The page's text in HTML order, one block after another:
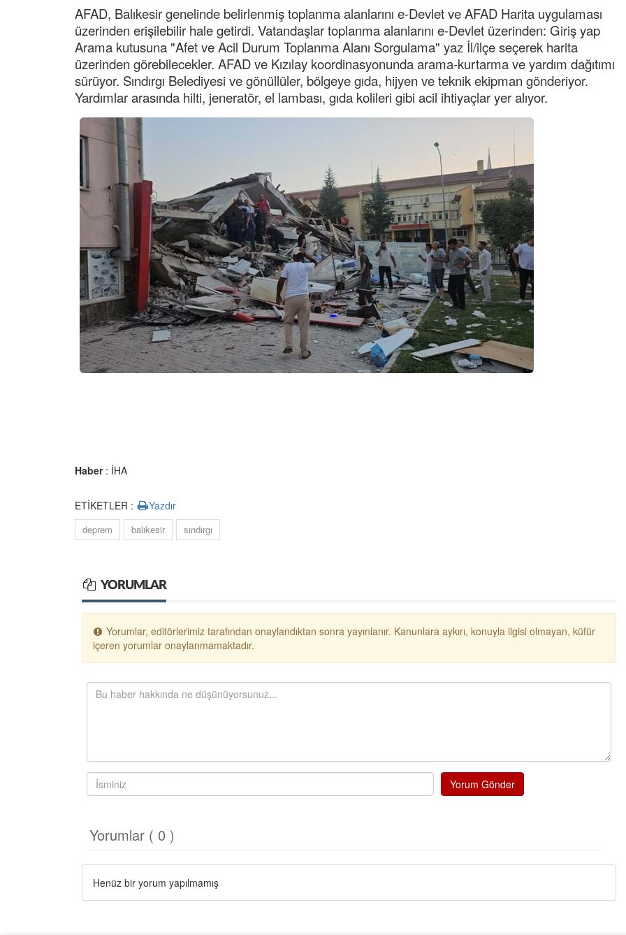
AFAD, Balıkesir genelinde belirlenmiş toplanma alanlarını e-Devlet ve AFAD Harita uygulaması
üzerinden erişilebilir hale getirdi. Vatandaşlar toplanma alanlarını e-Devlet üzerinden: Giriş yap
Arama kutusuna "Afet ve Acil Durum Toplanma Alanı Sorgulama" yaz İl/ilçe seçerek harita
üzerinden görebilecekler. AFAD ve Kızılay koordinasyonunda arama-kurtarma ve yardım dağıtımı
sürüyor. Sındırgı Belediyesi ve gönüllüler, bölgeye gıda, hijyen ve teknik ekipman gönderiyor.
Yardımlar arasında hilti, jeneratör, el lambası, gıda kolileri gibi acil ihtiyaçlar yer alıyor.
Haber: İHA
ETİKETLER : Yazdır
deprem balıkesir sındırgı
YORUMLAR
Yorumlar, editörlerimiz tarafından onaylandıktan sonra yayınlanır. Kanunlara aykırı, konuyla ilgisi olmayan, küfür
içeren yorumlar onaylanmamaktadır.
Yorum Gönder
Yorumlar ( 0 )
Henüz bir yorum yapılmamış
Kadir inanc
Ekmek yediğiniz yere veda edersiniz gurur
tablosu yaparsınız değişik bu kişilikler ya
Muhammed
Valla tren kactj gitti.Uysali devirmwk icin
elinizden ne geliyosa Chp ile kendi partiniz
aleyhine calistiniz.Becerdinizde Adami alasa
ettiniz.Sonuc... DEVAMI
Ali
1950 türkiye
ihracati,tütün,kuruüzüm,findik,pamuk krom
mdeni,kafa basi senede 14 dolar
Yalılı
Ereğlinin en değerli en gözde yeri yalı caddesi
ve çevresidir. Metrekaresi 500 bin liraya
alamazsın.